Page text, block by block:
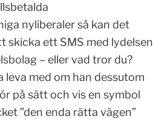
nyliberaler så kan det
skicka ett SMS med lydelsen
– eller vad tror du?
leva med om han dessutom
på sätt och vis en symbol
”den enda rätta vägen”